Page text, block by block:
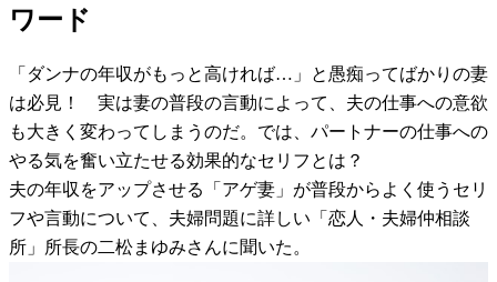
ワード
「ダンナの年収がもっと高ければ…」と愚痴ってばかりの妻
は必見！ 実は妻の普段の言動によって、夫の仕事への意欲
も大きく変わってしまうのだ。では、パートナーの仕事への
やる気を奮い立たせる効果的なセリフとは？
夫の年収をアップさせる「アゲ妻」が普段からよく使うセリ
フや言動について、夫婦問題に詳しい「恋人・夫婦仲相談
所」所長の二松まゆみさんに聞いた。